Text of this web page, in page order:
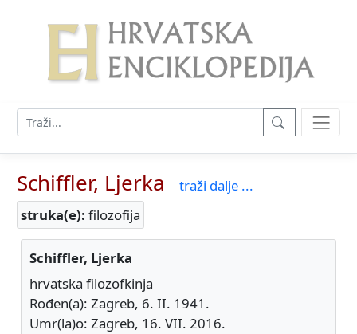
Schiffler, Ljerka
traži dalje ...
struka(e): filozofija
Schiffler, Ljerka
hrvatska filozofkinja
Rođen(a): Zagreb, 6. II. 1941.
Umr(la)o: Zagreb, 16. VII. 2016.